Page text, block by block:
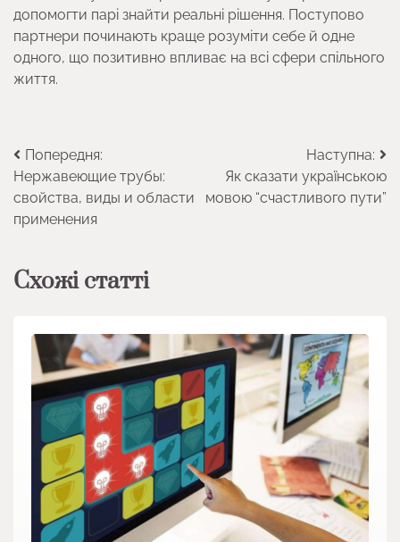
допомогти парі знайти реальні рішення. Поступово
партнери починають краще розуміти себе й одне
одного, що позитивно впливає на всі сфери спільного
життя.
Навігація
записів
Попередня:
Нержавеющие трубы:
свойства, виды и области
применения
Наступна:
Як сказати українською
мовою “счастливого пути”
Схожі статті